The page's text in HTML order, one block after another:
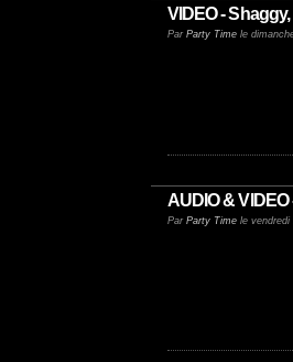
VIDEO -
Par Party Time le
AUDIO &
Par Party Time le vendredi